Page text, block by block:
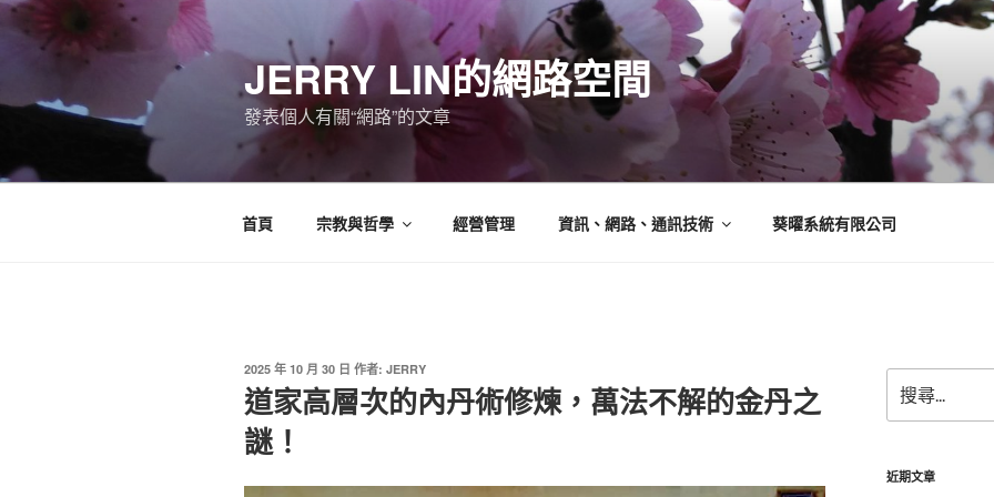
跳
JERRY LIN的網路空間
發表個人有關“網路”的文章
首頁 宗教與哲學 經營管理 資訊、網路、通訊技術 葵曜系統有限公司
發
佈
於
2025 年 10 月 30 日 作者: JERRY
道家高層次的內丹術修煉，萬法不解的金丹之
謎！
尋
關
字:
近期文章